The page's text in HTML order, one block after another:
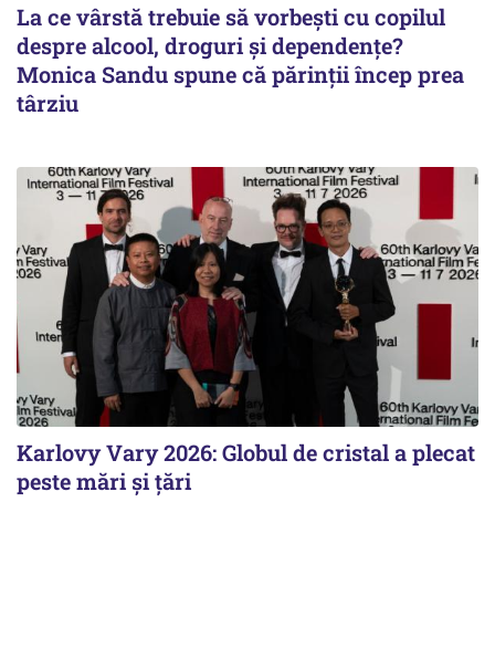
La ce vârstă trebuie să vorbești cu copilul
despre alcool, droguri și dependențe?
Monica Sandu spune că părinții încep prea
târziu
Karlovy Vary 2026: Globul de cristal a plecat
peste mări și țări